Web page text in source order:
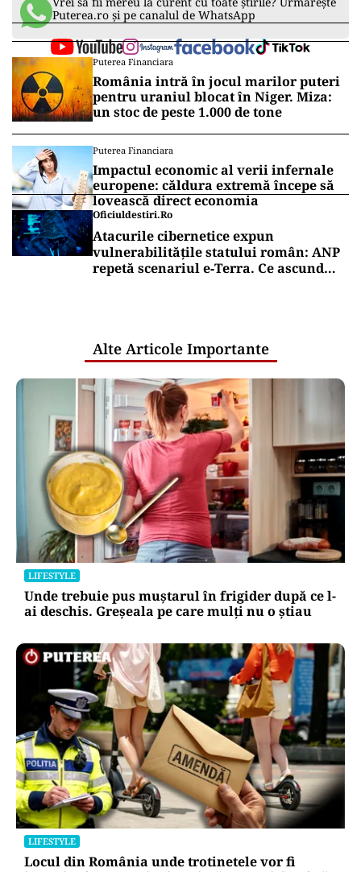
Puterea.ro și pe canalul de WhatsApp
Puterea Financiara
România intră în jocul marilor puteri
pentru uraniul blocat în Niger. Miza:
un stoc de peste 1.000 de tone
Puterea Financiara
Impactul economic al verii infernale
europene: căldura extremă începe să
lovească direct economia
Oficiuldestiri.ro
Atacurile cibernetice expun
vulnerabilitățile statului român: ANP
repetă scenariul e‑Terra. Ce ascund
Alte Articole Importante
LIFESTYLE
Unde trebuie pus muștarul în frigider după ce l-
ai deschis. Greșeala pe care mulți nu o știau
LIFESTYLE
Locul din România unde trotinetele vor fi